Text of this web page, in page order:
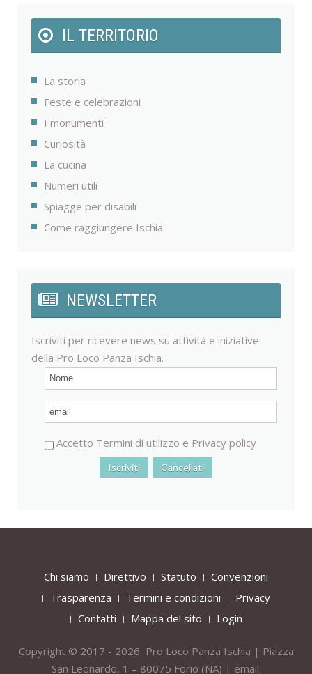
IL TERRITORIO
La storia
Feste e celebrazioni
I monumenti
Curiosità
La cucina
Numeri utili
Spiagge per disabili
Come raggiungere Ischia
NEWSLETTER
Iscriviti per ricevere news su attività e iniziative
della Pro Loco Panza Ischia.
Accetto Termini di utilizzo e Privacy policy
Chi siamo Direttivo Statuto
Convenzioni
Trasparenza
Termini e condizioni
Privacy
Contatti
Mappa del sito Login
Copyright © 2017 - 2026 Pro Loco Panza Ischia | Piazza
San Leonardo, 1 – 80075 Forio (NA) | email: